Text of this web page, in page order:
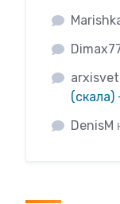
arxisvet
DenisM